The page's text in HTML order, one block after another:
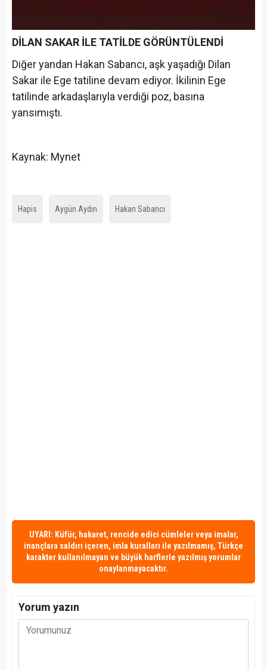
DİLAN SAKAR İLE TATİLDE GÖRÜNTÜLENDİ
Diğer yandan Hakan Sabancı, aşk yaşadığı Dilan
Sakar ile Ege tatiline devam ediyor. İkilinin Ege
tatilinde arkadaşlarıyla verdiği poz, basına
yansımıştı.
Kaynak: Mynet
Hapis Aygün Aydın Hakan Sabancı
UYARI: Küfür, hakaret, rencide edici cümleler veya imalar,
inançlara saldırı içeren, imla kuralları ile yazılmamış, Türkçe
karakter kullanılmayan ve büyük harflerle yazılmış yorumlar
onaylanmayacaktır.
Yorum yazın